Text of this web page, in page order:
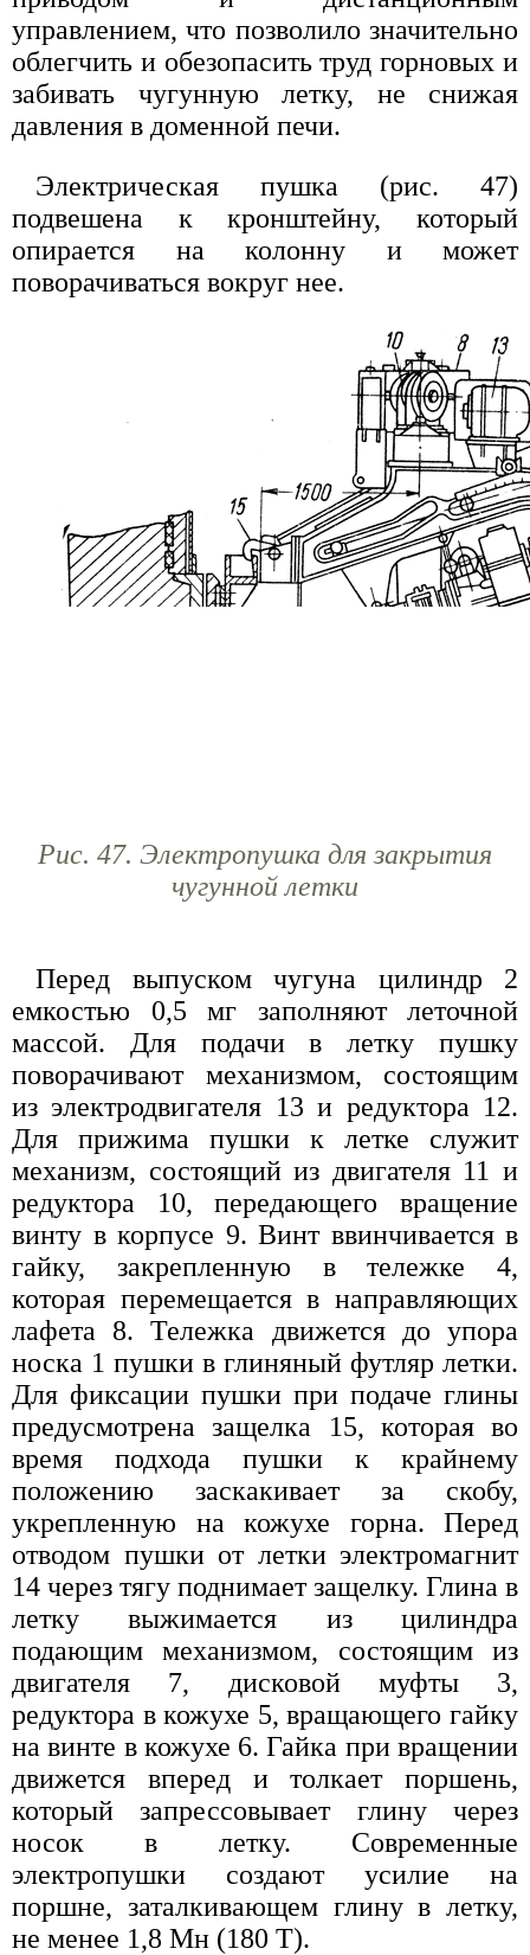
управлением, что позволило значительно
облегчить и обезопасить труд горновых и
забивать чугунную летку, не снижая
давления в доменной печи.
Электрическая пушка (рис. 47)
подвешена к кронштейну, который
опирается на колонну и может
поворачиваться вокруг нее.
Рис. 47. Электропушка для закрытия
чугунной летки
Перед выпуском чугуна цилиндр 2
емкостью 0,5 мг заполняют леточной
массой. Для подачи в летку пушку
поворачивают механизмом, состоящим
из электродвигателя 13 и редуктора 12.
Для прижима пушки к летке служит
механизм, состоящий из двигателя 11 и
редуктора 10, передающего вращение
винту в корпусе 9. Винт ввинчивается в
гайку, закрепленную в тележке 4,
которая перемещается в направляющих
лафета 8. Тележка движется до упора
носка 1 пушки в глиняный футляр летки.
Для фиксации пушки при подаче глины
предусмотрена защелка 15, которая во
время подхода пушки к крайнему
положению заскакивает за скобу,
укрепленную на кожухе горна. Перед
отводом пушки от летки электромагнит
14 через тягу поднимает защелку. Глина в
летку выжимается из цилиндра
подающим механизмом, состоящим из
двигателя 7, дисковой муфты 3,
редуктора в кожухе 5, вращающего гайку
на винте в кожухе 6. Гайка при вращении
движется вперед и толкает поршень,
который запрессовывает глину через
носок в летку. Современные
электропушки создают усилие на
поршне, заталкивающем глину в летку,
не менее 1,8 Мн (180 Т).